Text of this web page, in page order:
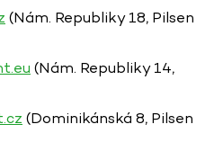
(Nám. Republiky 18, Pilsen
(Nám. Republiky 14,
(Dominikánská 8, Pilsen